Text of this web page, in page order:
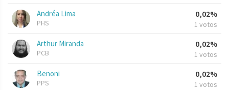
Andréa Lima
PHS
0,02%
1 votos
Arthur Miranda
PCB
0,02%
1 votos
Benoni
PPS
0,02%
1 votos